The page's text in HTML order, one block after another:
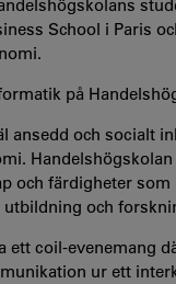
School i Paris
på
ansedd och socialt
och färdigheter
och
ett coil-evenemang
ur ett